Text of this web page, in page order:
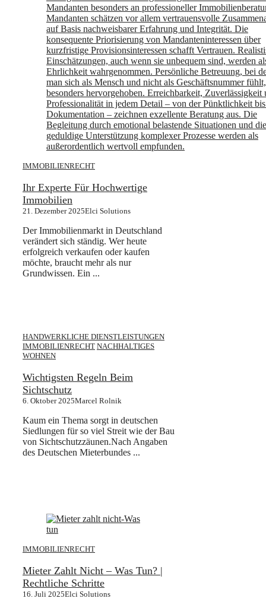
IMMOBILIENRECHT
Ihr Experte Für Hochwertige
Immobilien
21. Dezember 2025Elci Solutions
Der Immobilienmarkt in Deutschland
verändert sich ständig. Wer heute
erfolgreich verkaufen oder kaufen
möchte, braucht mehr als nur
Grundwissen. Ein ...
HANDWERKLICHE DIENSTLEISTUNGEN
IMMOBILIENRECHT NACHHALTIGES
WOHNEN
Wichtigsten Regeln Beim
Sichtschutz
6. Oktober 2025Marcel Rolnik
Kaum ein Thema sorgt in deutschen
Siedlungen für so viel Streit wie der Bau
von Sichtschutzzäunen.Nach Angaben
des Deutschen Mieterbundes ...
IMMOBILIENRECHT
Mieter Zahlt Nicht – Was Tun? |
Rechtliche Schritte
16. Juli 2025Elci Solutions